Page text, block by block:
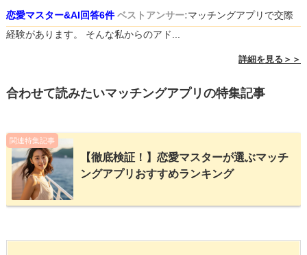
恋愛マスター&AI回答6件 ベストアンサー:マッチングアプリで交際
経験があります。 そんな私からのアド...
詳細を見る＞＞
合わせて読みたいマッチングアプリの特集記事
関連特集記事
【徹底検証！】恋愛マスターが選ぶマッチ
ングアプリおすすめランキング